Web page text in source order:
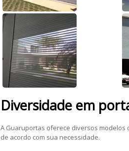
Diversidade em
A Guaruportas oferece diversos modelos
de acordo com sua necessidade.